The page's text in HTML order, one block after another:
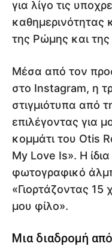
για λίγο τις
καθημερινότητας
της Ρώμης και
Μέσα από τον
στο Instagram, η
στιγμιότυπα από
επιλέγοντας για
κομμάτι του Otis
My Love Is». Η
φωτογραφικό
«Γιορτάζοντας 15
μου φίλο».
Μια διαδρομή